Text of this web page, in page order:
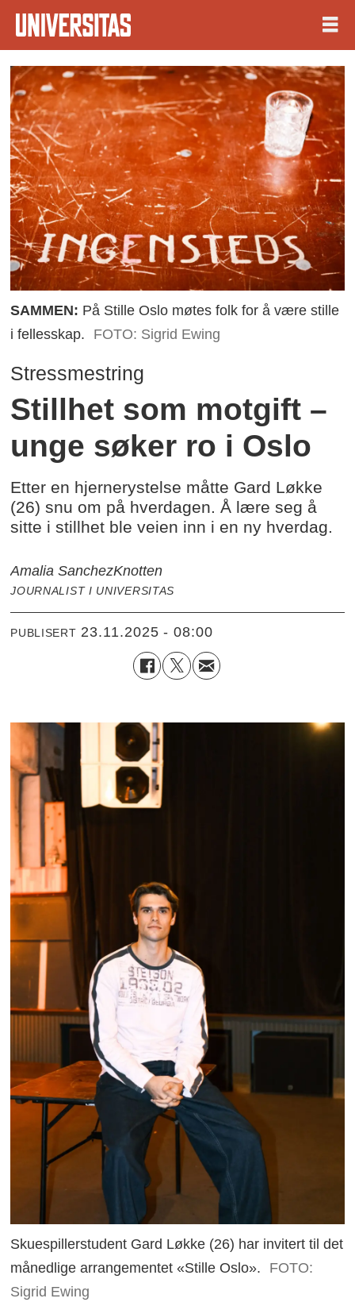
SAMMEN: På Stille Oslo møtes folk for å være stille
i fellesskap.
FOTO: Sigrid Ewing
Stressmestring
Stillhet som motgift –
unge søker ro i Oslo
Etter en hjernerystelse måtte Gard Løkke
(26) snu om på hverdagen. Å lære seg å
sitte i stillhet ble veien inn i en ny hverdag.
Amalia SanchezKnotten
JOURNALIST I UNIVERSITAS
PUBLISERT 23.11.2025 - 08:00
Skuespillerstudent Gard Løkke (26) har invitert til det
månedlige arrangementet «Stille Oslo».
FOTO:
Sigrid Ewing